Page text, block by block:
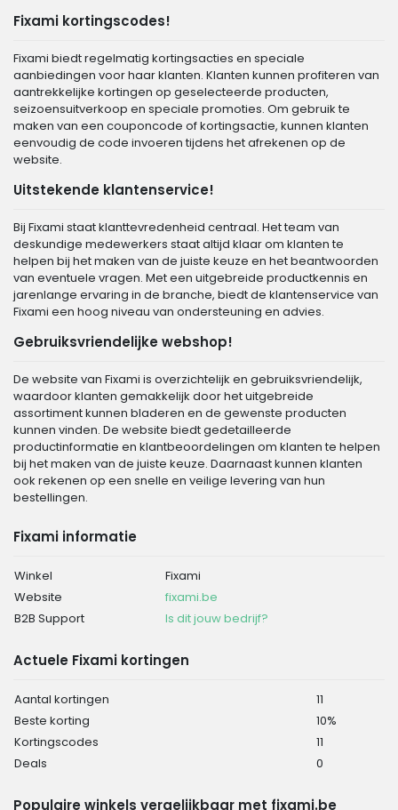
Fixami kortingscodes!
Fixami biedt regelmatig kortingsacties en speciale
aanbiedingen voor haar klanten. Klanten kunnen profiteren van
aantrekkelijke kortingen op geselecteerde producten,
seizoensuitverkoop en speciale promoties. Om gebruik te
maken van een couponcode of kortingsactie, kunnen klanten
eenvoudig de code invoeren tijdens het afrekenen op de
website.
Uitstekende klantenservice!
Bij Fixami staat klanttevredenheid centraal. Het team van
deskundige medewerkers staat altijd klaar om klanten te
helpen bij het maken van de juiste keuze en het beantwoorden
van eventuele vragen. Met een uitgebreide productkennis en
jarenlange ervaring in de branche, biedt de klantenservice van
Fixami een hoog niveau van ondersteuning en advies.
Gebruiksvriendelijke webshop!
De website van Fixami is overzichtelijk en gebruiksvriendelijk,
waardoor klanten gemakkelijk door het uitgebreide
assortiment kunnen bladeren en de gewenste producten
kunnen vinden. De website biedt gedetailleerde
productinformatie en klantbeoordelingen om klanten te helpen
bij het maken van de juiste keuze. Daarnaast kunnen klanten
ook rekenen op een snelle en veilige levering van hun
bestellingen.
Fixami informatie
Winkel
Fixami
Website
fixami.be
B2B Support
Is dit jouw bedrijf?
Actuele Fixami kortingen
Aantal kortingen
11
Beste korting
10%
Kortingscodes
11
Deals
0
Populaire winkels vergelijkbaar met fixami.be